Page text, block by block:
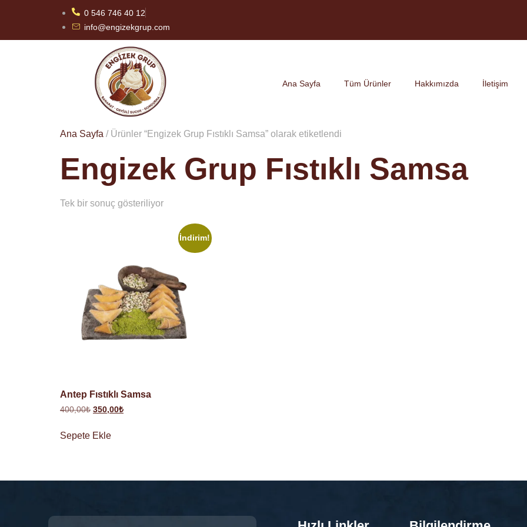
0 546 746 40 12
info@engizekgrup.com
Ana Sayfa Tüm Ürünler Hakkımızda İletişim
Ana Sayfa / Ürünler “Engizek Grup Fıstıklı Samsa” olarak etiketlendi
Engizek Grup Fıstıklı Samsa
Tek bir sonuç gösteriliyor
İndirim!
Antep Fıstıklı Samsa
400,00₺ 350,00₺
Sepete Ekle